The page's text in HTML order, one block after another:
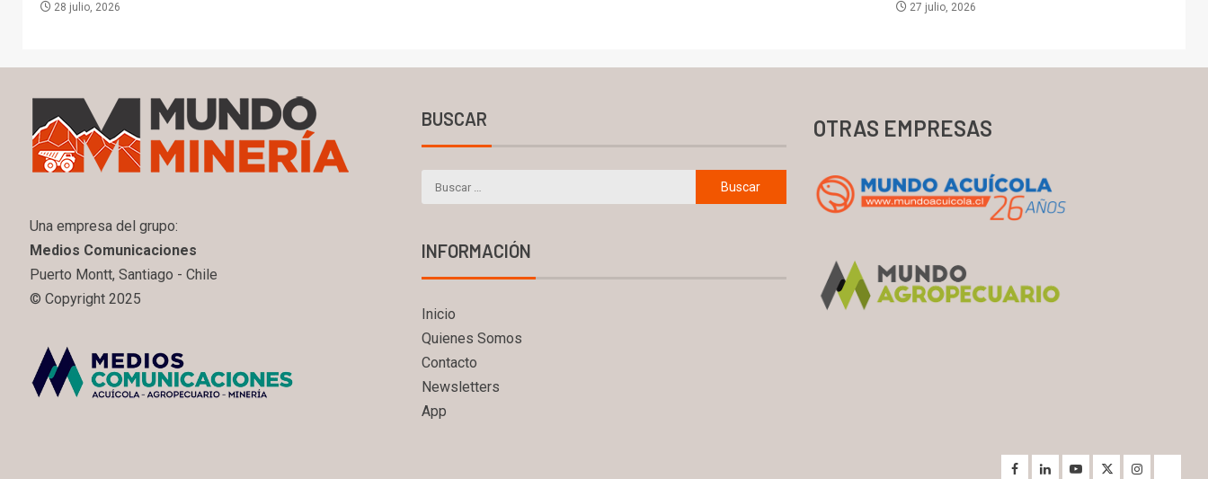
28 julio, 2026 27 julio, 2026
Una empresa del grupo:
Medios Comunicaciones
Puerto Montt, Santiago - Chile
© Copyright 2025
BUSCAR
INFORMACIÓN
Inicio
Quienes Somos
Contacto
Newsletters
App
OTRAS EMPRESAS